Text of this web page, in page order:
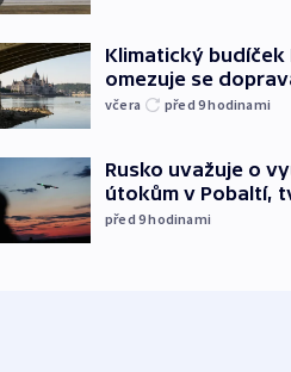
Klimatický
omezuje se
včera před 9hodinami
Rusko uvažuje o
útokům v Pobaltí,
před 9hodinami